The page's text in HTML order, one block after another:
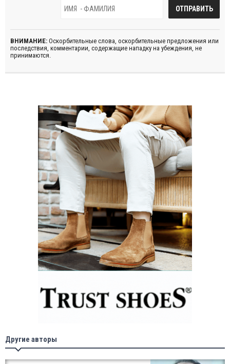
ВНИМАНИЕ: Оскорбительные слова, оскорбительные предложения или
последствия, комментарии, содержащие нападку на убеждения, не
принимаются.
Другие авторы